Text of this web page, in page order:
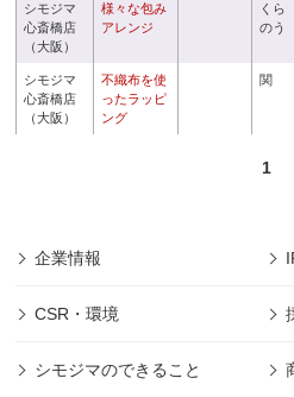
シモジマ
心斎橋店
（大阪）
様々な包み
アレンジ
くら
のう
シモジマ
心斎橋店
（大阪）
不織布を使
ったラッピ
ング
関
1
企業情報
CSR・環境
シモジマのできること